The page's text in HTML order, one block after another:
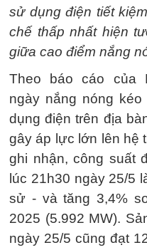
sử dụng điện tiết
chế thấp nhất hiện
giữa cao điểm nắng
Theo báo cáo của
ngày nắng nóng
dụng điện trên địa
gây áp lực lớn lên hệ
ghi nhận, công suất
lúc 21h30 ngày 25/5
sử - và tăng 3,4%
2025 (5.992 MW).
ngày 25/5 cũng đạt